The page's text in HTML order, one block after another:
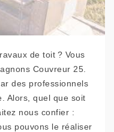
de toit ? Vous
Couvreur 25.
des professionnels
Alors, quel que soit
nous confier :
pouvons le réaliser